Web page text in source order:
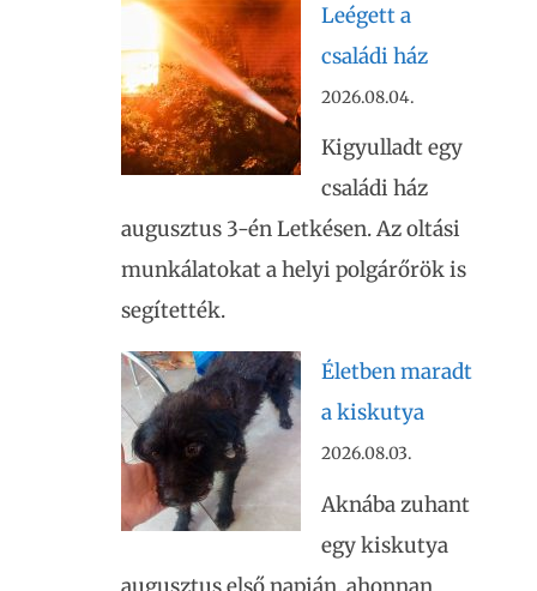
Leégett a
családi ház
2026.08.04.
Kigyulladt egy
családi ház
augusztus 3-én Letkésen. Az oltási
munkálatokat a helyi polgárőrök is
segítették.
Életben maradt
a kiskutya
2026.08.03.
Aknába zuhant
egy kiskutya
augusztus első napján, ahonnan